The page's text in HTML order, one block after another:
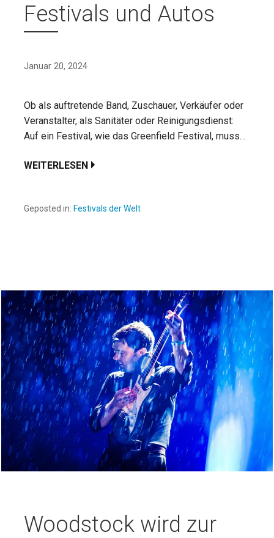
Festivals und Autos
Januar 20, 2024
Ob als auftretende Band, Zuschauer, Verkäufer oder
Veranstalter, als Sanitäter oder Reinigungsdienst:
Auf ein Festival, wie das Greenfield Festival, muss…
WEITERLESEN
Geposted in: Festivals der Welt
Woodstock wird zur